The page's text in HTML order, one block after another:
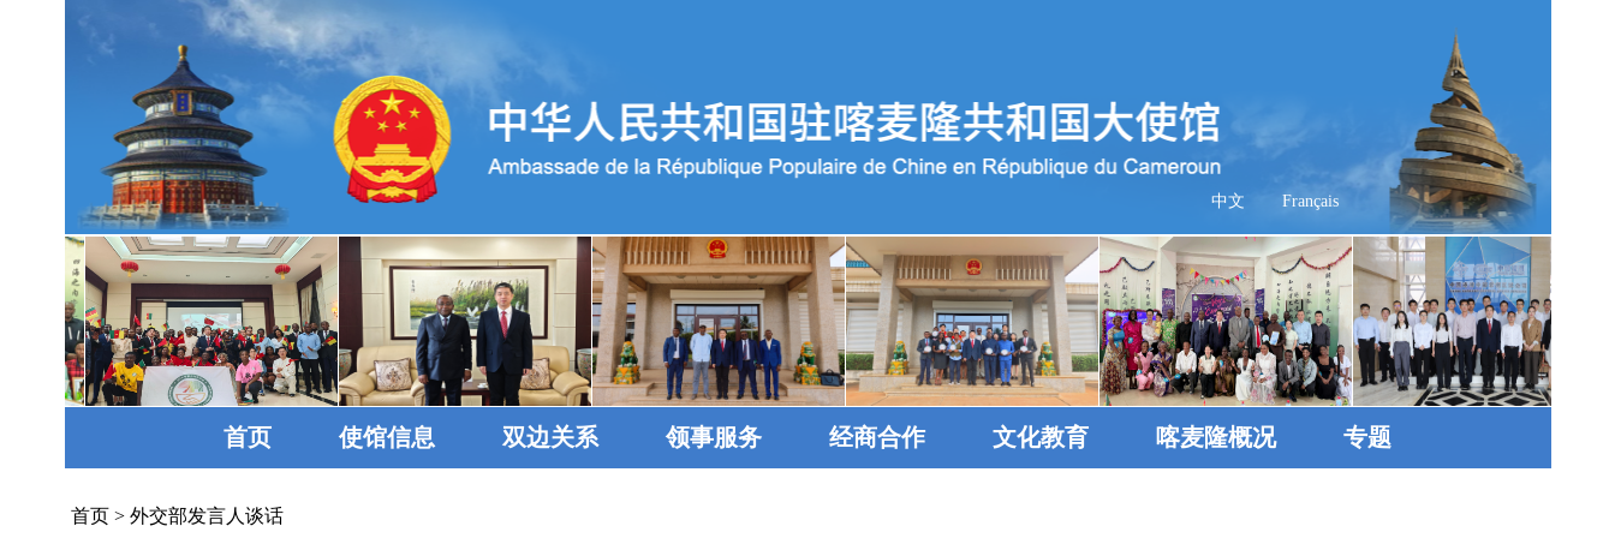
中文 Français
首页 使馆信息 双边关系 领事服务 经商合作 文化教育 喀麦隆概况 专题
首页> 外交部发言人谈话